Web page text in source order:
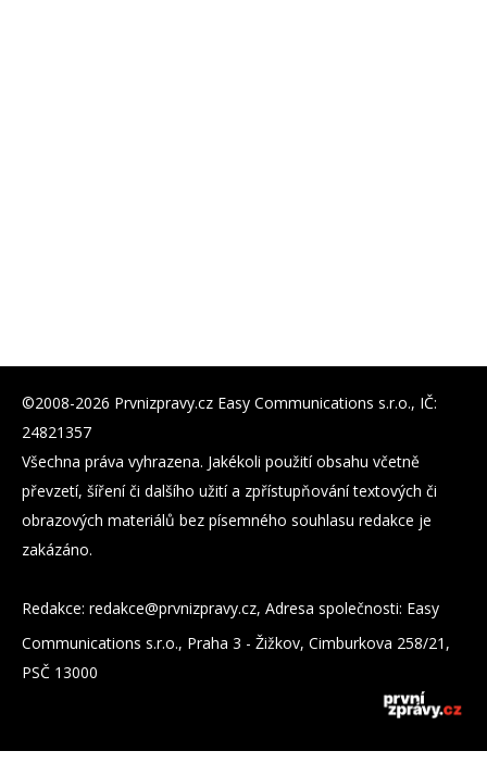
©2008-2026 Prvnizpravy.cz Easy Communications s.r.o., IČ:
24821357
Všechna práva vyhrazena. Jakékoli použití obsahu včetně
převzetí, šíření či dalšího užití a zpřístupňování textových či
obrazových materiálů bez písemného souhlasu redakce je
zakázáno.
Redakce: zc.yvarpzinvrp@eckader, Adresa společnosti: Easy
Communications s.r.o., Praha 3 - Žižkov, Cimburkova 258/21,
PSČ 13000